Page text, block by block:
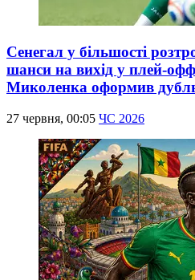
Сенегал у більшості
шанси на вихід у плей-
Миколенка оформив
27 червня, 00:05 ЧС 2026